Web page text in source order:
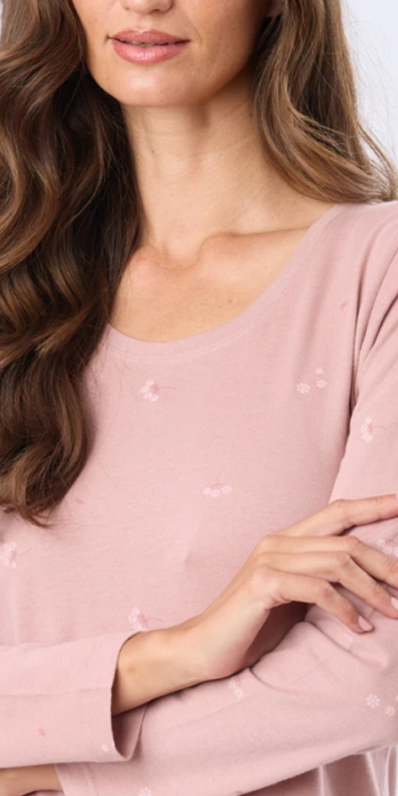
Buzos Pantalones
Camperas
Canguros Jeans
Shorts
Calzado
Bolsos y valijas Accesorios